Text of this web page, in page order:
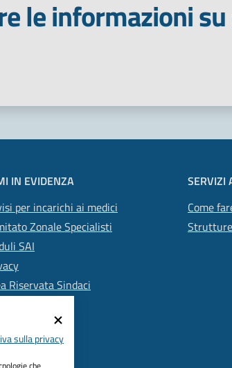
le informazioni
5 stelle
IN EVIDENZA
per incarichi ai medici
Zonale Specialisti
SAI
Riservata Sindaci
SERVIZI
Come
sulla privacy